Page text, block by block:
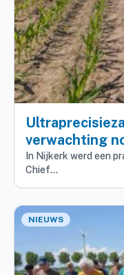
verwachting
In Nijkerk werd een
Chief…
NIEUWS